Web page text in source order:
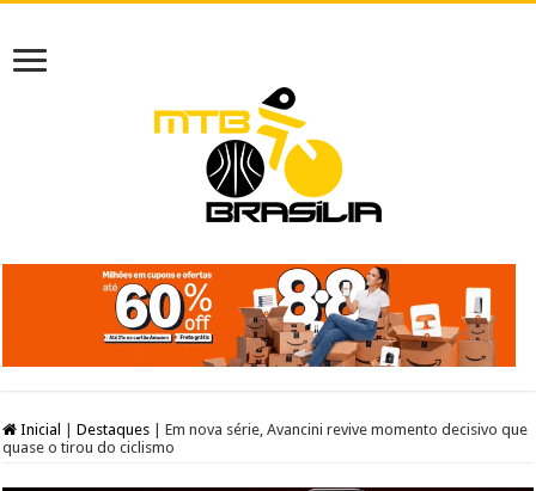
Inicial Destaques
Em nova série, Avancini revive momento decisivo que
quase o tirou do ciclismo